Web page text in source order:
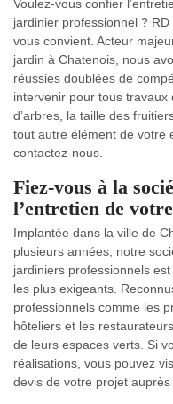
Voulez-vous confier
jardinier professionnel ?
vous convient. Acteur
jardin à Chatenois, nous
réussies doublées de
intervenir pour tous travaux
d’arbres, la taille des
tout autre élément de votre
contactez-nous.
Fiez-vous à la
l’entretien de
Implantée dans la ville de
plusieurs années, notre
jardiniers professionnels
les plus exigeants.
professionnels comme les
hôteliers et les
de leurs espaces verts. Si
réalisations, vous pouvez
devis de votre projet